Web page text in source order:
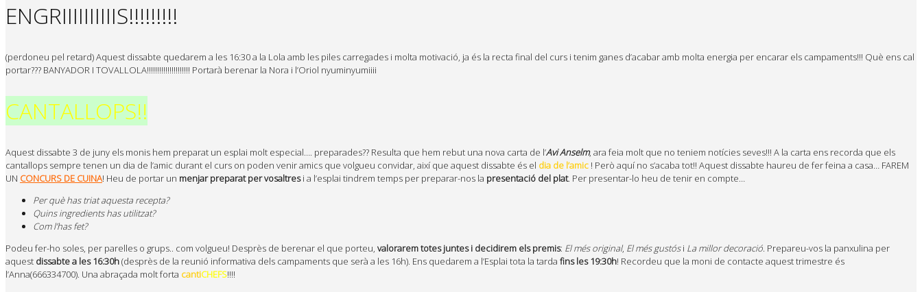
ENGRIIIIIIIIIIS!!!!!!!!!
(perdoneu pel retard) Aquest dissabte quedarem a les 16:30 a la Lola amb les piles carregades i molta motivació, ja és la recta final del curs i tenim ganes d’acabar amb molta energia per encarar els campaments!!! Què ens cal
portar??? BANYADOR I TOVALLOLA!!!!!!!!!!!!!!!!!!!!! Portarà berenar la Nora i l’Oriol nyuminyumiiii
CANTALLOPS!!
Aquest dissabte 3 de juny els monis hem preparat un esplai molt especial…. preparades?? Resulta que hem rebut una nova carta de l’Avi Anselm, ara feia molt que no teniem notícies seves!!! A la carta ens recorda que els
cantallops sempre tenen un dia de l’amic durant el curs on poden venir amics que volgueu convidar, així que aquest dissabte és el dia de l’amic ! Però aquí no s’acaba tot!! Aquest dissabte haureu de fer feina a casa… FAREM
UN CONCURS DE CUINA! Heu de portar un menjar preparat per vosaltresi a l’esplai tindrem temps per preparar-nos la presentació del plat. Per presentar-lo heu de tenir en compte…
Per què has triat aquesta recepta?
Quins ingredients has utilitzat?
Com l’has fet?
Podeu fer-ho soles, per parelles o grups.. com volgueu! Desprès de berenar el que porteu, valorarem totes juntes i decidirem els premis: El més original, El més gustósi La millor decoració. Prepareu-vos la panxulina per
aquest dissabte a les 16:30h(desprès de la reunió informativa dels campaments que serà a les 16h). Ens quedarem a l’Esplai tota la tarda fins les 19:30h! Recordeu que la moni de contacte aquest trimestre és
l’Anna(666334700). Una abraçada molt forta cantiCHEFS!!!!